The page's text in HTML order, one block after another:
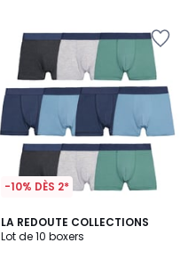
-10% DÈS 2*
LA REDOUTE COLLECTIONS
Lot de 10 boxers
4
/